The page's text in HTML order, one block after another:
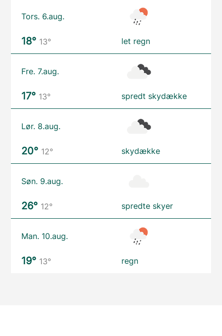
Tors. 6.aug.
18° 13° let regn
Fre. 7.aug.
17° 13° spredt skydække
Lør. 8.aug.
20° 12° skydække
Søn. 9.aug.
26° 12° spredte skyer
Man. 10.aug.
19° 13° regn